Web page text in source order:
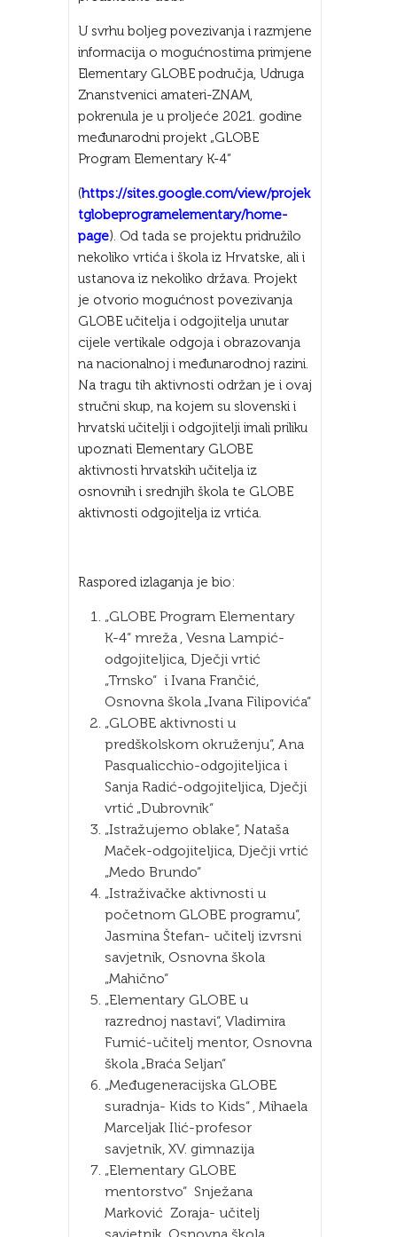
U svrhu boljeg povezivanja i razmjene
informacija o mogućnostima primjene
Elementary GLOBE područja, Udruga
Znanstvenici amateri-ZNAM,
pokrenula je u proljeće 2021. godine
međunarodni projekt „GLOBE
Program Elementary K-4“
(https://sites.google.com/view/projek
tglobeprogramelementary/home-
page). Od tada se projektu pridružilo
nekoliko vrtića i škola iz Hrvatske, ali i
ustanova iz nekoliko država. Projekt
je otvorio mogućnost povezivanja
GLOBE učitelja i odgojitelja unutar
cijele vertikale odgoja i obrazovanja
na nacionalnoj i međunarodnoj razini.
Na tragu tih aktivnosti održan je i ovaj
stručni skup, na kojem su slovenski i
hrvatski učitelji i odgojitelji imali priliku
upoznati Elementary GLOBE
aktivnosti hrvatskih učitelja iz
osnovnih i srednjih škola te GLOBE
aktivnosti odgojitelja iz vrtića.
Raspored izlaganja je bio:
„GLOBE Program Elementary
K-4“ mreža , Vesna Lampić-
odgojiteljica, Dječji vrtić
„Trnsko“ i Ivana Frančić,
Osnovna škola „Ivana Filipovića“
„GLOBE aktivnosti u
predškolskom okruženju“, Ana
Pasqualicchio-odgojiteljica i
Sanja Radić-odgojiteljica, Dječji
vrtić „Dubrovnik“
„Istražujemo oblake“, Nataša
Maček-odgojiteljica, Dječji vrtić
„Medo Brundo“
„Istraživačke aktivnosti u
početnom GLOBE programu“,
Jasmina Štefan- učitelj izvrsni
savjetnik, Osnovna škola
„Mahično“
„Elementary GLOBE u
razrednoj nastavi“, Vladimira
Fumić-učitelj mentor, Osnovna
škola „Braća Seljan“
„Međugeneracijska GLOBE
suradnja- Kids to Kids“ , Mihaela
Marceljak Ilić-profesor
savjetnik, XV. gimnazija
„Elementary GLOBE
mentorstvo“ Snježana
Marković Zoraja- učitelj